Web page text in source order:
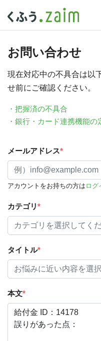
お問い合わせ
現在対応中の不具合は以
せ前にご確認ください。
・把握済の不具合
・銀行・カード連携機能の
メールアドレス*
アカウントをお持ちの方は ログ
カテゴリ*
タイトル*
本文*